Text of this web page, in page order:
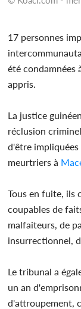
17 personnes
été condamnées
appris.
La justice
réclusion
d'être
meurtriers à
Tous en fuite, ils
coupables de
malfaiteurs, de
insurrectionnel,
Le tribunal a
un an
d'attroupement,